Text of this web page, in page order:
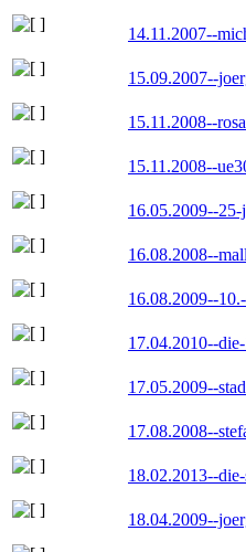
14.11.2007--
15.09.2007--
15.11.2008--
15.11.2008--
16.05.2009--25-
16.08.2008--
16.08.2009--
17.04.2010--
17.05.2009--
17.08.2008--
18.02.2013--
18.04.2009--